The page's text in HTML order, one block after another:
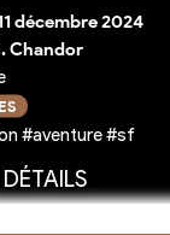
décembre 2024
Chandor
#aventure #sf
DÉTAILS